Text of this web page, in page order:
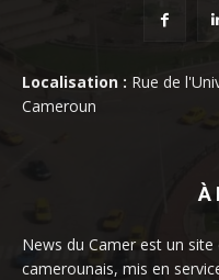
Localisation : Rue de
Cameroun
À
News du Camer est un site
camerounais, mis en